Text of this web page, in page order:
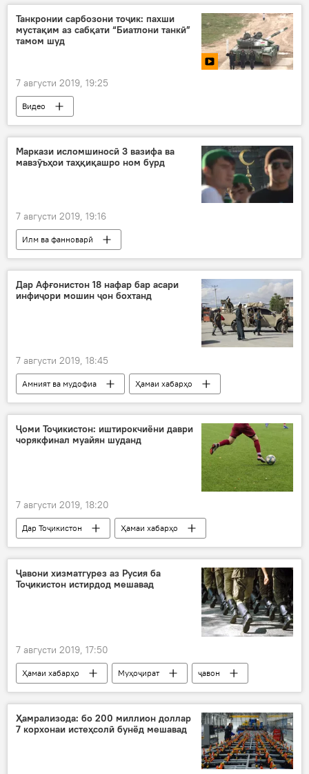
Танкронии сарбозони тоҷик: пахши
мустақим аз сабқати “Биатлони танкӣ”
тамом шуд
7 августи 2019, 19:25
Видео
Маркази исломшиносӣ 3 вазифа ва
мавзӯъҳои таҳқиқашро ном бурд
7 августи 2019, 19:16
Илм ва фанноварӣ
Маркази исломшиносии назди президенти Тоҷикистон
таҳқиқ
исмоилӣ
ҳанафӣ
Дар Тоҷикистон
Дар Афғонистон 18 нафар бар асари
инфиҷори мошин ҷон бохтанд
7 августи 2019, 18:45
Амният ва мудофиа
Ҳамаи хабарҳо
Афғонистон
инфиҷор
мошин
сокинон
ҳалок
Ҷоми Тоҷикистон: иштирокчиёни даври
чорякфинал муайян шуданд
7 августи 2019, 18:20
Дар Тоҷикистон
Ҳамаи хабарҳо
Навигариҳои варзиши Тоҷикистон
футбол
Ҷоми Тоҷикистон
Ҷавони хизматгурез аз Русия ба
Тоҷикистон истирдод мешавад
7 августи 2019, 17:50
Ҳамаи хабарҳо Муҳоҷират
ҷавон
хизмат
артиш
истирдод
Дар Тоҷикистон
Ҳамрализода: бо 200 миллион доллар
7 корхонаи истеҳсолӣ бунёд мешавад